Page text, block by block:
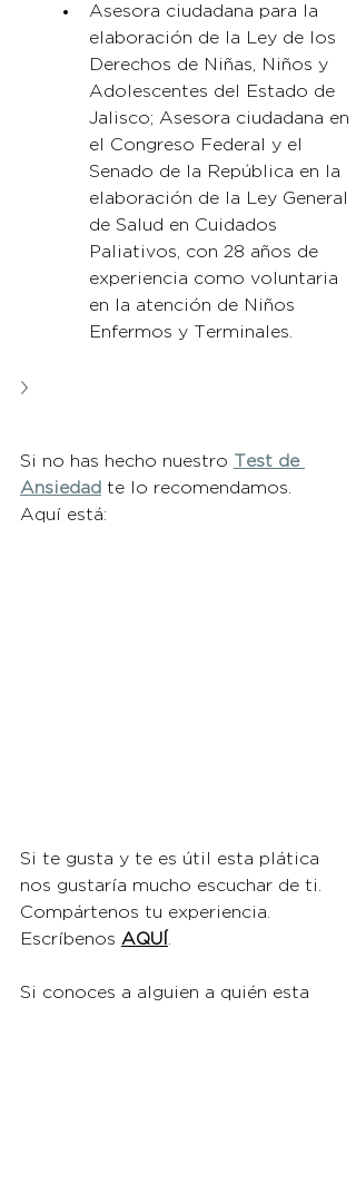
Asesora ciudadana para la
elaboración de la Ley de los
Derechos de Niñas, Niños y
Adolescentes del Estado de
Jalisco; Asesora ciudadana en
el Congreso Federal y el
Senado de la República en la
elaboración de la Ley General
de Salud en Cuidados
Paliativos, con 28 años de
experiencia como voluntaria
en la atención de Niños
Enfermos y Terminales.
Si no has hecho nuestro Test de
Ansiedad te lo recomendamos.
Aquí está:
Si te gusta y te es útil esta plática
nos gustaría mucho escuchar de ti.
Compártenos tu experiencia.
Escríbenos AQUÍ
Si conoces a alguien a quién esta